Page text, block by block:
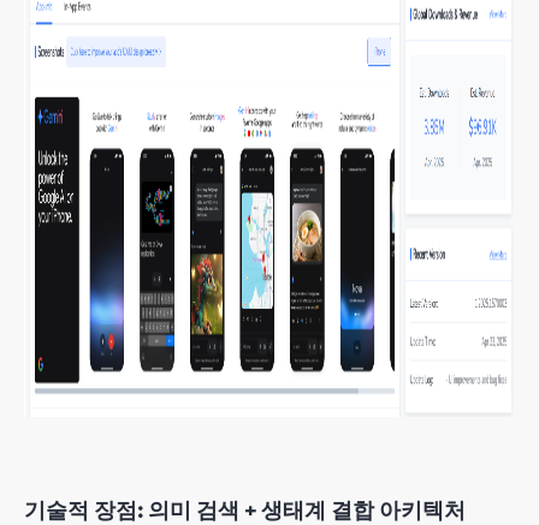
기술적 장점: 의미 검색 + 생태계 결합 아키텍처